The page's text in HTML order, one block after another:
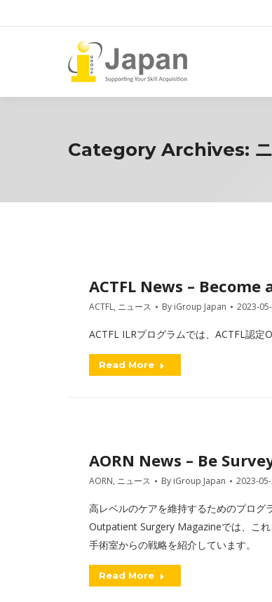
Category Archives:
ACTFL News –
ACTFL, ニュース By iGroup Japan 2023-
ACTFL ILRプログラムでは、ACTFL認定
Read More
AORN News – Be
AORN, ニュース By iGroup Japan 2023-
高レベルのケアを維持するためのプログ
Outpatient Surgery Magazineでは、これ
手術室からの戦略を紹介しています。
Read More